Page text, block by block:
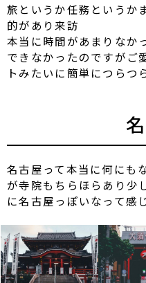
旅というか任務というか
的があり来訪
本当に時間があまりなか
できなかったのですがご
トみたいに簡単につらつ
名古屋って本当に何にも
が寺院もちらほらあり少
に名古屋っぽいなって感